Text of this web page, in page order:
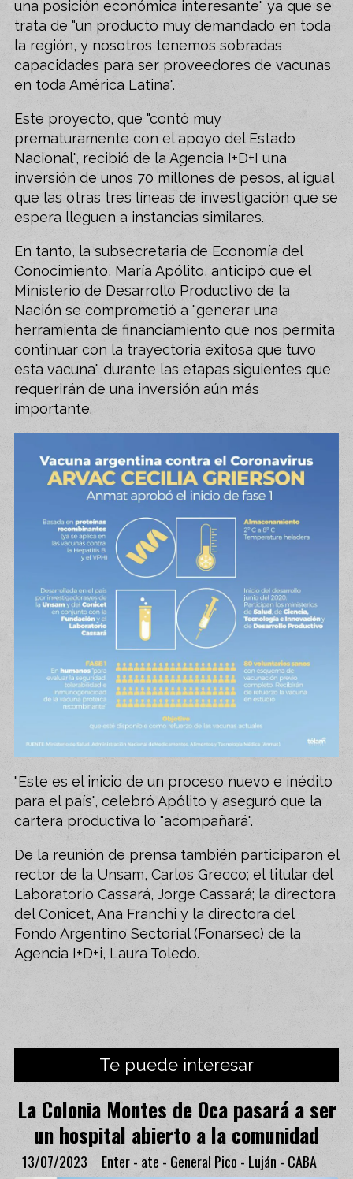
una posición económica interesante" ya que se
trata de "un producto muy demandado en toda
la región, y nosotros tenemos sobradas
capacidades para ser proveedores de vacunas
en toda América Latina".
Este proyecto, que "contó muy
prematuramente con el apoyo del Estado
Nacional", recibió de la Agencia I+D+I una
inversión de unos 70 millones de pesos, al igual
que las otras tres líneas de investigación que se
espera lleguen a instancias similares.
En tanto, la subsecretaria de Economía del
Conocimiento, María Apólito, anticipó que el
Ministerio de Desarrollo Productivo de la
Nación se comprometió a "generar una
herramienta de financiamiento que nos permita
continuar con la trayectoria exitosa que tuvo
esta vacuna" durante las etapas siguientes que
requerirán de una inversión aún más
importante.
"Este es el inicio de un proceso nuevo e inédito
para el país", celebró Apólito y aseguró que la
cartera productiva lo "acompañará".
De la reunión de prensa también participaron el
rector de la Unsam, Carlos Grecco; el titular del
Laboratorio Cassará, Jorge Cassará; la directora
del Conicet, Ana Franchi y la directora del
Fondo Argentino Sectorial (Fonarsec) de la
Agencia I+D+i, Laura Toledo.
Te puede interesar
La Colonia Montes de Oca pasará a ser
un hospital abierto a la comunidad
Enter - ate - General Pico - Luján - CABA
13/07/2023